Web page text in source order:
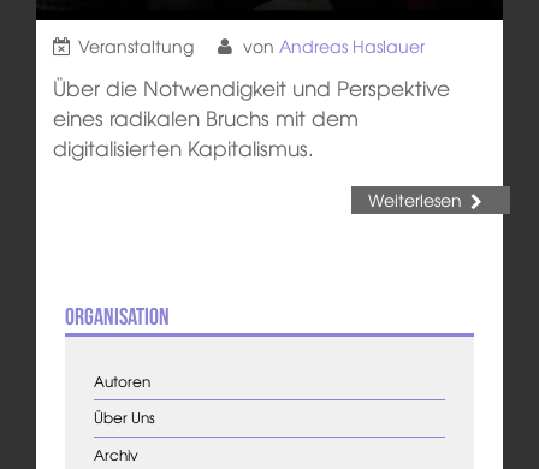
Veranstaltung von Andreas Haslauer
Über die Notwendigkeit und Perspektive
eines radikalen Bruchs mit dem
digitalisierten Kapitalismus.
Weiterlesen
Organisation
Autoren
Über Uns
Archiv